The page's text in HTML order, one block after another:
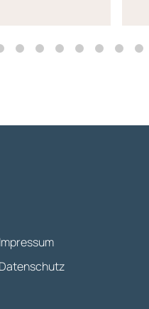
Impressum
Datenschutz